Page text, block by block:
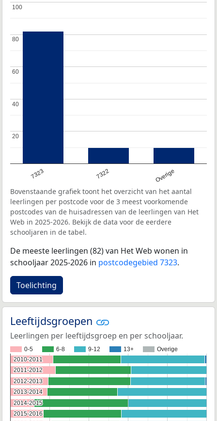
7323 7322 Overige
20
20
40
40
60
60
80
80
100
100
Bovenstaande grafiek toont het overzicht van het aantal
leerlingen per postcode voor de 3 meest voorkomende
postcodes van de huisadressen van de leerlingen van Het
Web in 2025-2026. Bekijk de data voor de eerdere
schooljaren in de tabel.
De meeste leerlingen (82) van Het Web wonen in
schooljaar 2025-2026 in postcodegebied 7323.
Toelichting
Leeftijdsgroepen
Leerlingen per leeftijdsgroep en per schooljaar.
0-5 6-8 9-12 13+ Overige
2010-2011
2010-2011
2011-2012
2011-2012
2012-2013
2012-2013
2013-2014
2013-2014
2014-2015
2014-2015
2015-2016
2015-2016